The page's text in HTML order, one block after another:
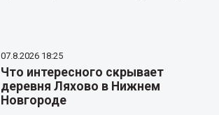
07.8.2026 18:25
Что интересного скрывает
деревня Ляхово в Нижнем
Новгороде